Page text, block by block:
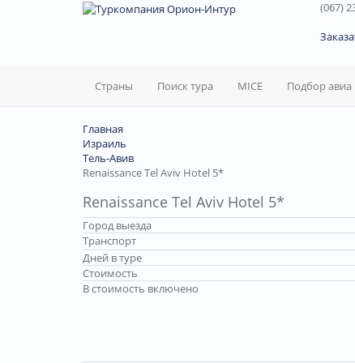
(067)
Страны Поиск тура MICE Подбор авиа
Главная
Израиль
Тель-Авив
Renaissance Tel Aviv Hotel 5*
Renaissance Tel Aviv Hotel 5*
Город выезда
Транспорт
Дней в туре
Стоимость
В стоимость включено